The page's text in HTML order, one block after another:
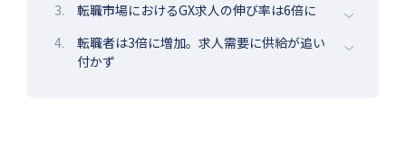
3.
転職市場におけるGX求人の伸び率は6倍に
4.
転職者は3倍に増加。求人需要に供給が追い
付かず